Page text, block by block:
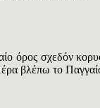
όρος σχεδόν
βλέπω το